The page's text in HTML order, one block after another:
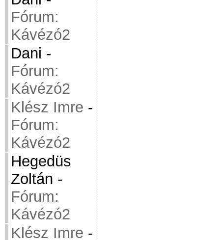
Fórum:
Kávézó2
Dani -
Fórum:
Kávézó2
Klész Imre -
Fórum:
Kávézó2
Hegedüs
Zoltán -
Fórum:
Kávézó2
Klész Imre -